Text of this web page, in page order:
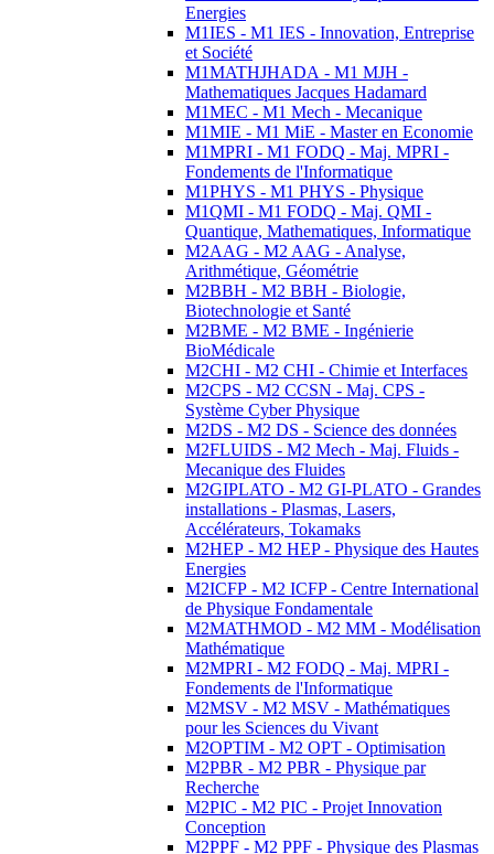
Energies
M1IES - M1 IES - Innovation, Entreprise
et Société
M1MATHJHADA - M1 MJH -
Mathematiques Jacques Hadamard
M1MEC - M1 Mech - Mecanique
M1MIE - M1 MiE - Master en Economie
M1MPRI - M1 FODQ - Maj. MPRI -
Fondements de l'Informatique
M1PHYS - M1 PHYS - Physique
M1QMI - M1 FODQ - Maj. QMI -
Quantique, Mathematiques, Informatique
M2AAG - M2 AAG - Analyse,
Arithmétique, Géométrie
M2BBH - M2 BBH - Biologie,
Biotechnologie et Santé
M2BME - M2 BME - Ingénierie
BioMédicale
M2CHI - M2 CHI - Chimie et Interfaces
M2CPS - M2 CCSN - Maj. CPS -
Système Cyber Physique
M2DS - M2 DS - Science des données
M2FLUIDS - M2 Mech - Maj. Fluids -
Mecanique des Fluides
M2GIPLATO - M2 GI-PLATO - Grandes
installations - Plasmas, Lasers,
Accélérateurs, Tokamaks
M2HEP - M2 HEP - Physique des Hautes
Energies
M2ICFP - M2 ICFP - Centre International
de Physique Fondamentale
M2MATHMOD - M2 MM - Modélisation
Mathématique
M2MPRI - M2 FODQ - Maj. MPRI -
Fondements de l'Informatique
M2MSV - M2 MSV - Mathématiques
pour les Sciences du Vivant
M2OPTIM - M2 OPT - Optimisation
M2PBR - M2 PBR - Physique par
Recherche
M2PIC - M2 PIC - Projet Innovation
Conception
M2PPF - M2 PPF - Physique des Plasmas